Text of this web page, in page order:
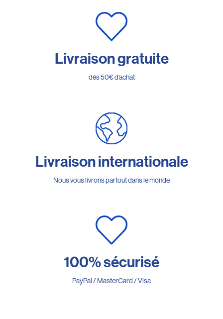
Livraison gratuite
dès 50€ d’achat
Livraison internationale
Nous vous livrons partout dans le monde
100% sécurisé
PayPal / MasterCard / Visa